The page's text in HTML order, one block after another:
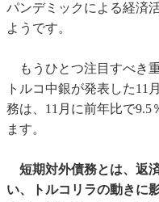
パンデミックによる経済
ようです。
もうひとつ注目すべき
トルコ中銀が発表した11
務は、11月に前年比で9.5
ます。
短期対外債務とは、返
い、トルコリラの動きに